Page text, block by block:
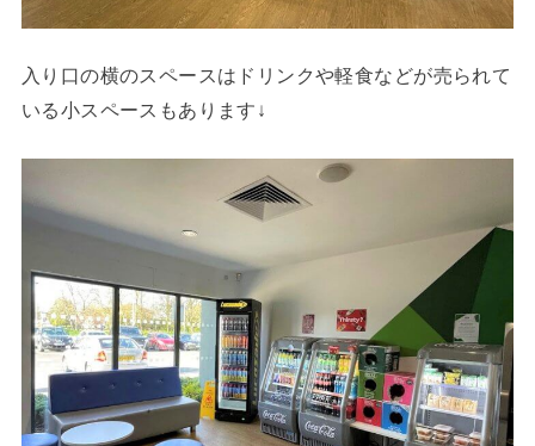
入り口の横のスペースはドリンクや軽食などが売られて
いる小スペースもあります↓